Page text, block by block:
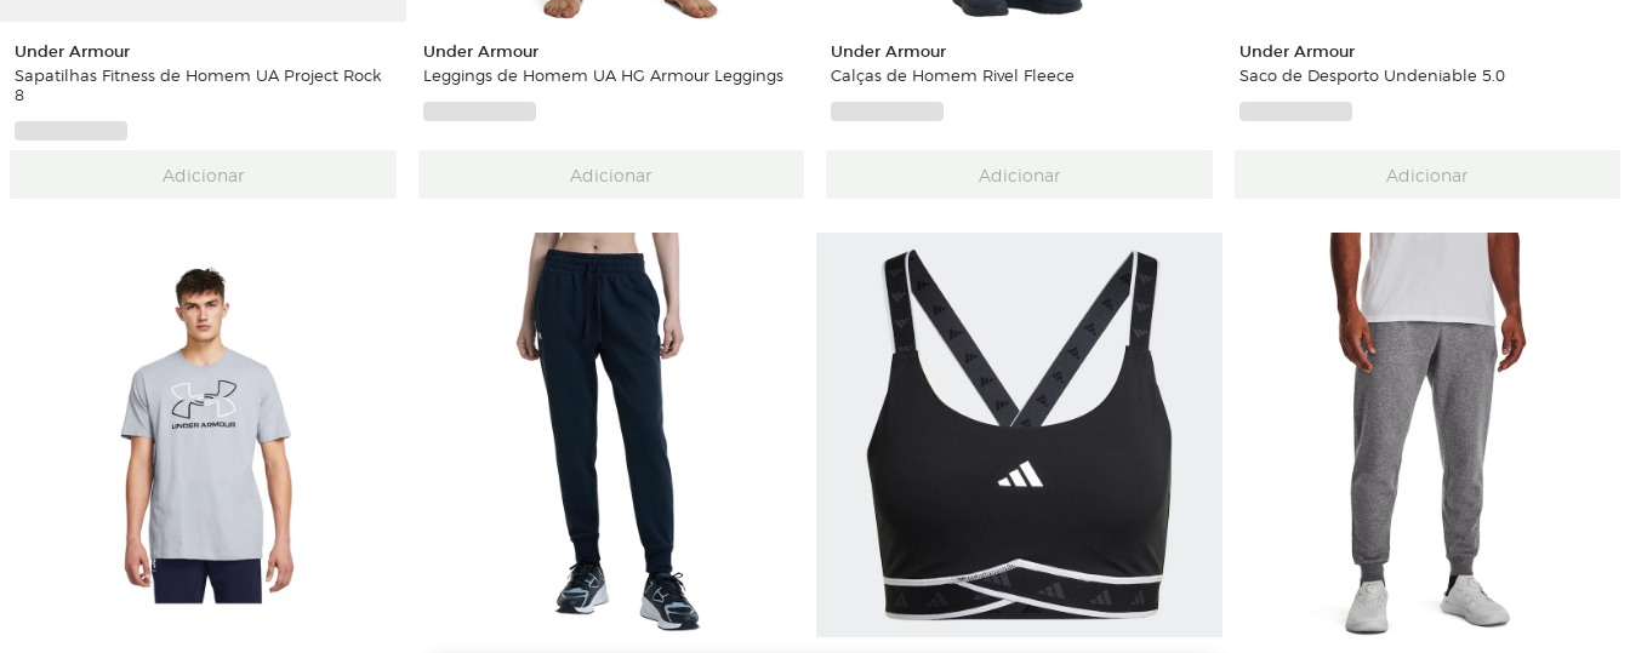
Under Armour
Sapatilhas Fitness de Homem UA Project Rock
8
Adicionar
Under Armour
Leggings de Homem UA HG Armour Leggings
Adicionar
Under Armour
Calças de Homem Rivel Fleece
Adicionar
Under Armour
Saco de Desporto Undeniable 5.0
Adicionar